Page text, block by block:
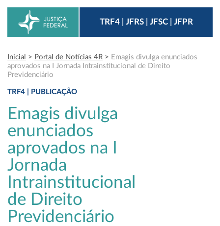
TRF4 | JFRS | JFSC | JFPR
Inicial > Portal de Notícias 4R > Emagis divulga enunciados
aprovados na I Jornada Intrainstitucional de Direito
Previdenciário
TRF4 | PUBLICAÇÃO
Emagis divulga
enunciados
aprovados na I
Jornada
Intrainstitucional
de Direito
Previdenciário